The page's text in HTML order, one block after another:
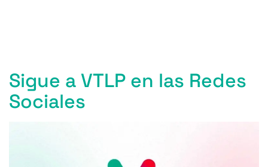
Sigue a VTLP en las Redes
Sociales